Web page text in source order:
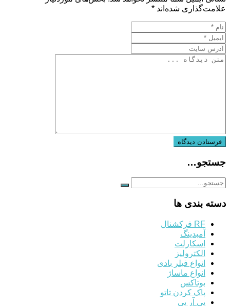
علامت‌گذاری شده‌اند *
جستجو…
دسته بندی ها
RF فرکشنال
آمبدینگ
اسکارلت
الکترولیز
انواع فیلر بادی
انواع ماساژ
بوتاکس
پاک کردن تاتو
پی آر پی